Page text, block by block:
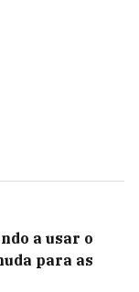
a usar o
para as